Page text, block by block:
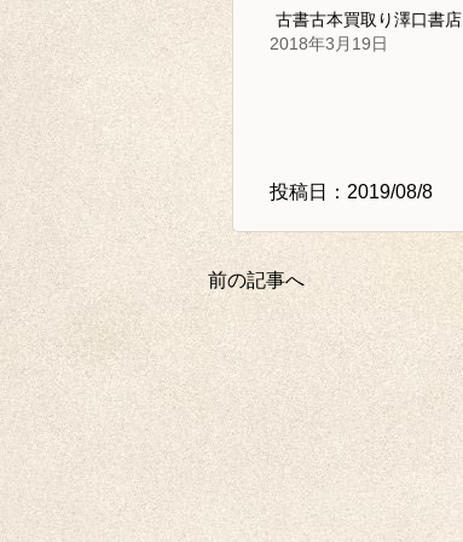
古書古本買取り澤口書店
2018年3月19日
投稿日：2019/08/8
前の記事へ